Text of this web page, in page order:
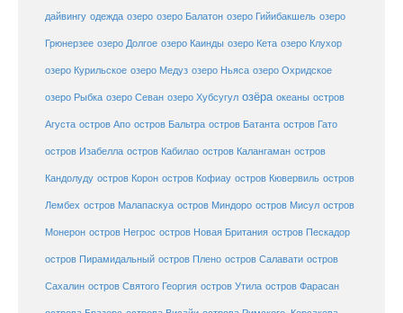
дайвингу одежда озеро озеро Балатон озеро Гийибакшель озеро
Грюнерзее озеро Долгое озеро Каинды озеро Кета озеро Клухор
озеро Курильское озеро Медуз озеро Ньяса озеро Охридское
озеро Рыбка озеро Севан озеро Хубсугул озёра океаны остров
Агуста остров Апо остров Бальтра остров Батанта остров Гато
остров Изабелла остров Кабилао остров Калангаман остров
Кандолуду остров Корон остров Кофиау остров Кювервиль остров
Лембех остров Малапаскуа остров Миндоро остров Мисул остров
Монерон остров Негрос остров Новая Британия остров Пескадор
остров Пирамидальный остров Плено остров Салавати остров
Сахалин остров Святого Георгия остров Утила остров Фарасан